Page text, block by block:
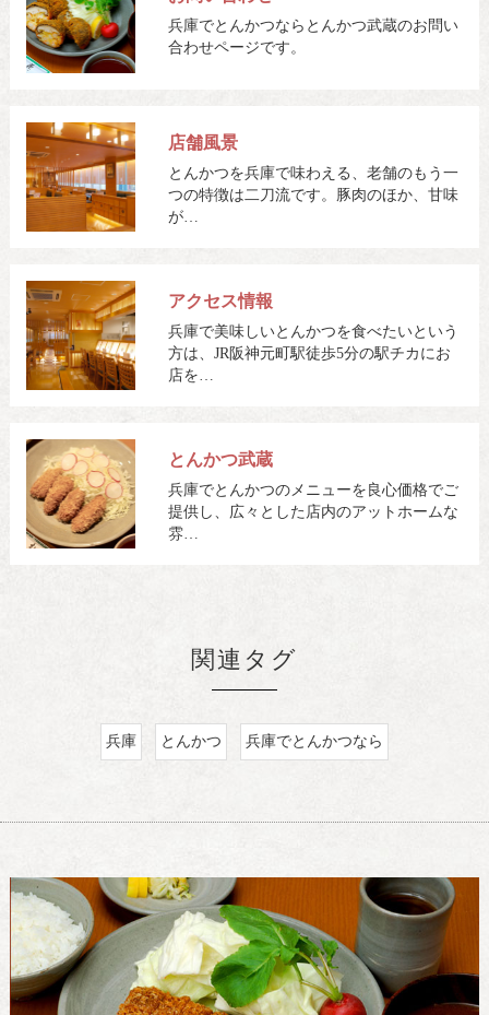
兵庫でとんかつならとんかつ武蔵のお問い
合わせページです。
店舗風景
とんかつを兵庫で味わえる、老舗のもう一
つの特徴は二刀流です。豚肉のほか、甘味
が…
アクセス情報
兵庫で美味しいとんかつを食べたいという
方は、JR阪神元町駅徒歩5分の駅チカにお
店を…
とんかつ武蔵
兵庫でとんかつのメニューを良心価格でご
提供し、広々とした店内のアットホームな
雰…
関連タグ
兵庫 とんかつ 兵庫でとんかつなら